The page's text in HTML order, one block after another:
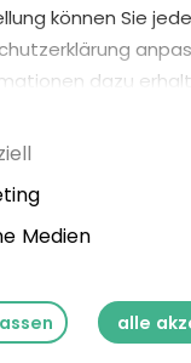
Copyright © 2026
können Sie
dazu
Urteil vom 1.
einzuholen:
Medien
alle